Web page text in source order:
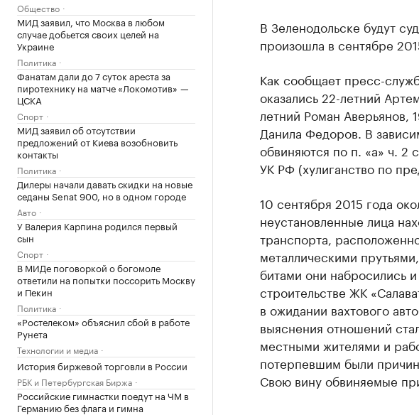
Общество
МИД заявил, что Москва в любом
случае добьется своих целей на
Украине
Политика
Фанатам дали до 7 суток ареста за
пиротехнику на матче «Локомотив» —
ЦСКА
Спорт
МИД заявил об отсутствии
предложений от Киева возобновить
контакты
Политика
Дилеры начали давать скидки на новые
седаны Senat 900, но в одном городе
Авто
У Валерия Карпина родился первый
сын
Спорт
В МИДе поговоркой о богомоле
ответили на попытки поссорить Москву
и Пекин
Политика
«Ростелеком» объяснил сбой в работе
Рунета
Технологии и медиа
История биржевой торговли в России
РБК и Петербургская Биржа
Российские гимнастки поедут на ЧМ в
Германию без флага и гимна
В Зеленодольске будут
произошла в сентябре
Как сообщает пресс-
оказались 22-летний
летний Роман Аверьянов,
Данила Федоров. В
обвиняются по п. «а» ч. 2
УК РФ (хулиганство по
10 сентября 2015 года
неустановленные лица
транспорта,
металлическими
битами они набросились
строительстве ЖК
в ожидании вахтового
выяснения отношений
местными жителями и
потерпевшим были
Свою вину обвиняемые